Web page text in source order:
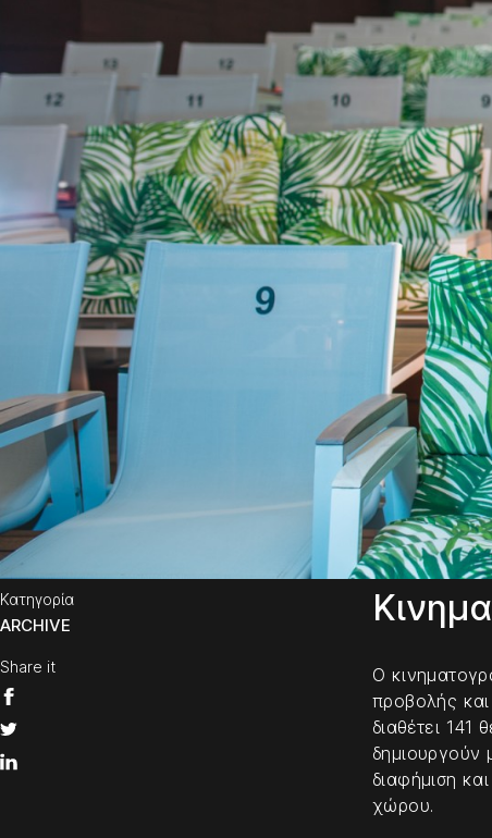
Κατηγορία
ARCHIVE
Share it
Ο
προβολής
διαθέτει
δημιουργούν
διαφήμιση
χώρου.